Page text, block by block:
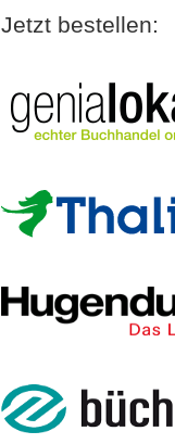
Jetzt bestellen: